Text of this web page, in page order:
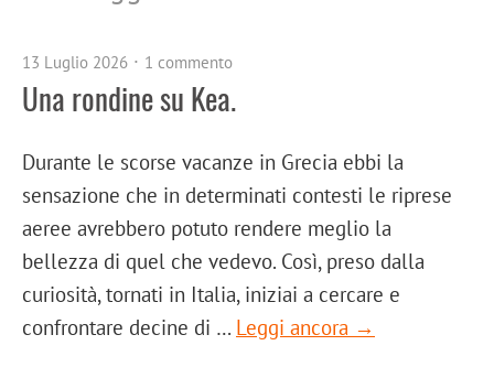
13 Luglio 2026 1 commento
Una rondine su Kea.
Durante le scorse vacanze in Grecia ebbi la
sensazione che in determinati contesti le riprese
aeree avrebbero potuto rendere meglio la
bellezza di quel che vedevo. Così, preso dalla
curiosità, tornati in Italia, iniziai a cercare e
confrontare decine di … Leggi ancora →